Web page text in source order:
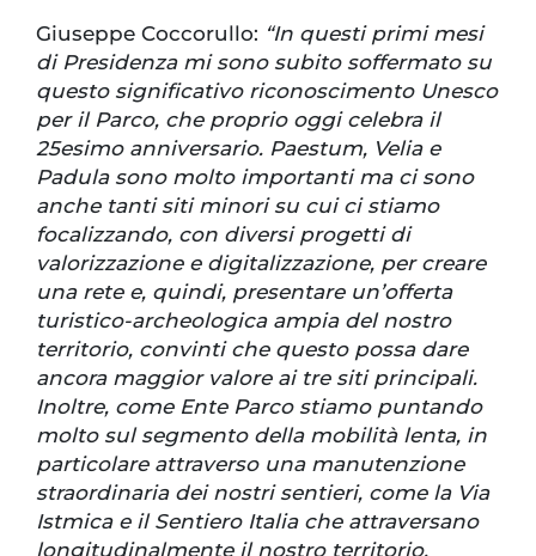
Giuseppe Coccorullo: “In questi primi mesi
di Presidenza mi sono subito soffermato su
questo significativo riconoscimento Unesco
per il Parco, che proprio oggi celebra il
25esimo anniversario. Paestum, Velia e
Padula sono molto importanti ma ci sono
anche tanti siti minori su cui ci stiamo
focalizzando, con diversi progetti di
valorizzazione e digitalizzazione, per creare
una rete e, quindi, presentare un’offerta
turistico-archeologica ampia del nostro
territorio, convinti che questo possa dare
ancora maggior valore ai tre siti principali.
Inoltre, come Ente Parco stiamo puntando
molto sul segmento della mobilità lenta, in
particolare attraverso una manutenzione
straordinaria dei nostri sentieri, come la Via
Istmica e il Sentiero Italia che attraversano
longitudinalmente il nostro territorio.